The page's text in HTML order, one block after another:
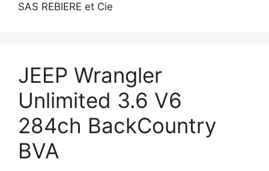
SAS REBIERE et Cie
JEEP Wrangler
Unlimited 3.6 V6
284ch BackCountry
BVA